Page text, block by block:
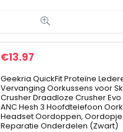
€13.97
Geekria QuickFit Proteïne
Vervanging Oorkussens voor
Crusher Draadloze Crusher
ANC Hesh 3 Hoofdtelefoon
Headset Oordoppen,
Reparatie Onderdelen (Zwart)